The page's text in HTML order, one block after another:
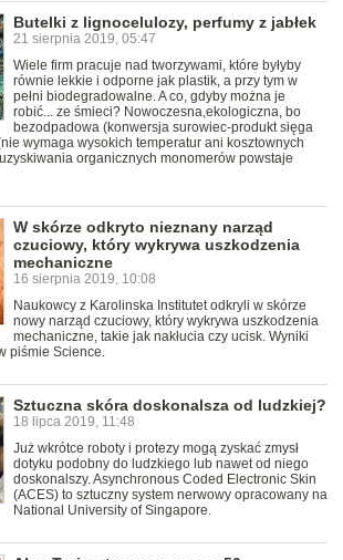
Butelki z lignocelulozy, perfumy z jabłek
21 sierpnia 2019, 05:47
Wiele firm pracuje nad tworzywami, które byłyby
równie lekkie i odporne jak plastik, a przy tym w
pełni biodegradowalne. A co, gdyby można je
robić... ze śmieci? Nowoczesna,ekologiczna, bo
bezodpadowa (konwersja surowiec-produkt sięga
wymaga wysokich temperatur ani kosztownych
organicznych monomerów powstaje
W skórze odkryto nieznany narząd
czuciowy, który wykrywa uszkodzenia
mechaniczne
16 sierpnia 2019, 10:08
Naukowcy z Karolinska Institutet odkryli w skórze
nowy narząd czuciowy, który wykrywa uszkodzenia
mechaniczne, takie jak nakłucia czy ucisk. Wyniki
piśmie Science.
Sztuczna skóra doskonalsza od ludzkiej?
18 lipca 2019, 11:48
Już wkrótce roboty i protezy mogą zyskać zmysł
dotyku podobny do ludzkiego lub nawet od niego
doskonalszy. Asynchronous Coded Electronic Skin
(ACES) to sztuczny system nerwowy opracowany na
National University of Singapore.